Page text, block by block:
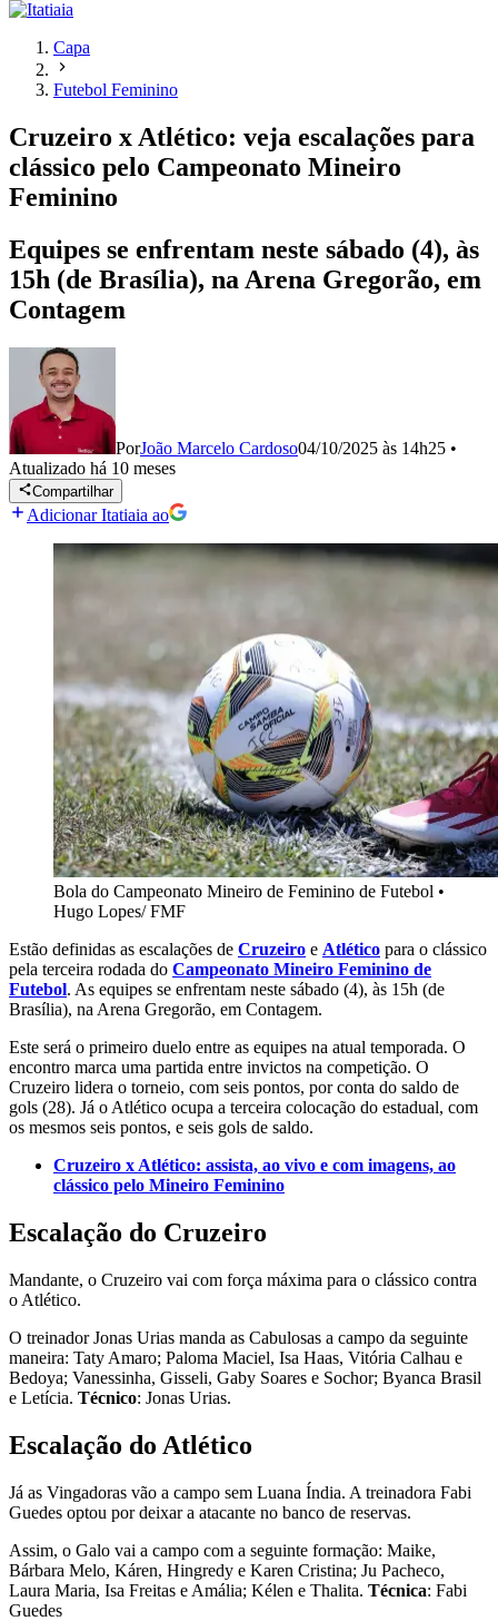
Capa
Futebol Feminino
Cruzeiro x Atlético: veja escalações para
clássico pelo Campeonato Mineiro
Feminino
Equipes se enfrentam neste sábado (4), às
15h (de Brasília), na Arena Gregorão, em
Contagem
PorJoão Marcelo Cardoso04/10/2025 às 14h25 •
Atualizado há 10 meses
Compartilhar
Adicionar Itatiaia ao
Bola do Campeonato Mineiro de Feminino de Futebol •
Hugo Lopes/ FMF
Estão definidas as escalações de Cruzeiro e Atlético para o clássico
pela terceira rodada do Campeonato Mineiro Feminino de
Futebol. As equipes se enfrentam neste sábado (4), às 15h (de
Brasília), na Arena Gregorão, em Contagem.
Este será o primeiro duelo entre as equipes na atual temporada. O
encontro marca uma partida entre invictos na competição. O
Cruzeiro lidera o torneio, com seis pontos, por conta do saldo de
gols (28). Já o Atlético ocupa a terceira colocação do estadual, com
os mesmos seis pontos, e seis gols de saldo.
Cruzeiro x Atlético: assista, ao vivo e com imagens, ao
clássico pelo Mineiro Feminino
Escalação do Cruzeiro
Mandante, o Cruzeiro vai com força máxima para o clássico contra
o Atlético.
O treinador Jonas Urias manda as Cabulosas a campo da seguinte
maneira: Taty Amaro; Paloma Maciel, Isa Haas, Vitória Calhau e
Bedoya; Vanessinha, Gisseli, Gaby Soares e Sochor; Byanca Brasil
e Letícia. Técnico: Jonas Urias.
Escalação do Atlético
Já as Vingadoras vão a campo sem Luana Índia. A treinadora Fabi
Guedes optou por deixar a atacante no banco de reservas.
Assim, o Galo vai a campo com a seguinte formação: Maike,
Bárbara Melo, Káren, Hingredy e Karen Cristina; Ju Pacheco,
Laura Maria, Isa Freitas e Amália; Kélen e Thalita. Técnica: Fabi
Guedes